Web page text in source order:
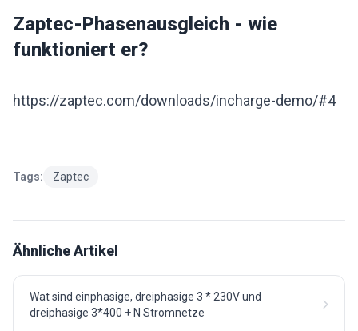
Zaptec-Phasenausgleich - wie
funktioniert er?
https://zaptec.com/downloads/incharge-demo/#4
Tags: Zaptec
Ähnliche Artikel
Wat sind einphasige, dreiphasige 3 * 230V und
dreiphasige 3*400 + N Stromnetze